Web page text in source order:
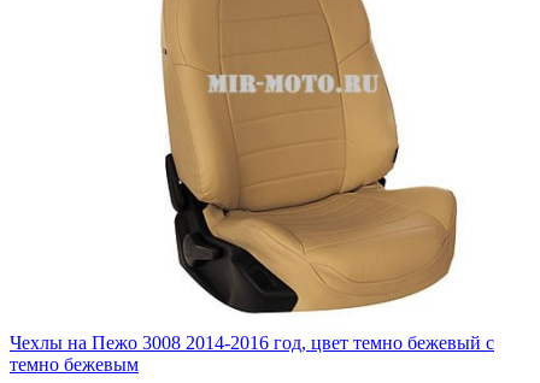
Чехлы на Пежо 3008 2014-2016 год, цвет темно бежевый с
темно бежевым